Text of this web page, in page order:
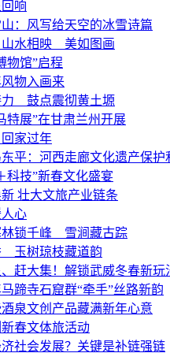
响
：风写给天空的冰雪诗篇
山水相映 美如图画
物馆”启程
物入画来
力 鼓点震彻黄土塬
展”在甘肃兰州开展
家过年
平：河西走廊文化遗产保护
科技”新春文化盛宴
壮大文旅产业链条
心
林锁千峰 雪涧藏古踪
玉树琼枝藏道韵
赶大集！解锁武威冬春新玩
蹄寺石窟群“牵手”丝路新韵
泉文创产品藏满新年心意
春文体旅活动
社会发展？关键是补链强链